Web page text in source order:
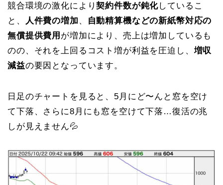
競合環境の激化により契約件数が鈍化しているこ
と、
人件費の増加 、
自動精算機などの新紙幣対応の
無償提供費用 が増加により、売上は増加しているも
のの、それを上回るコスト増が利益を圧迫し、 増収
減益の要因となっています。
日足のチャートを見ると、5月にど〜んと窓を空け
て下落、さらに8月にも窓を空けて下落…復活の兆
しが見えません💦